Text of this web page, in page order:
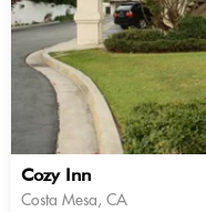
Cozy Inn
Costa Mesa, CA